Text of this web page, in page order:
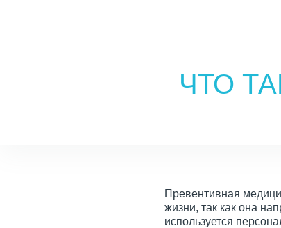
ЧТО
Превентивная
жизни, так как она
используется